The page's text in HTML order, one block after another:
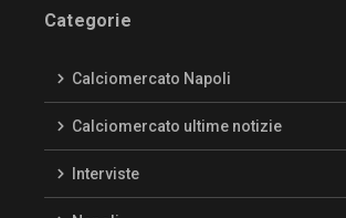
Categorie
Calciomercato Napoli
Calciomercato ultime notizie
Interviste